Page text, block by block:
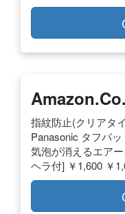
指紋防止(クリアタ
Panasonic タフパ
気泡が消えるエア
ヘラ付] ￥1,600 ￥